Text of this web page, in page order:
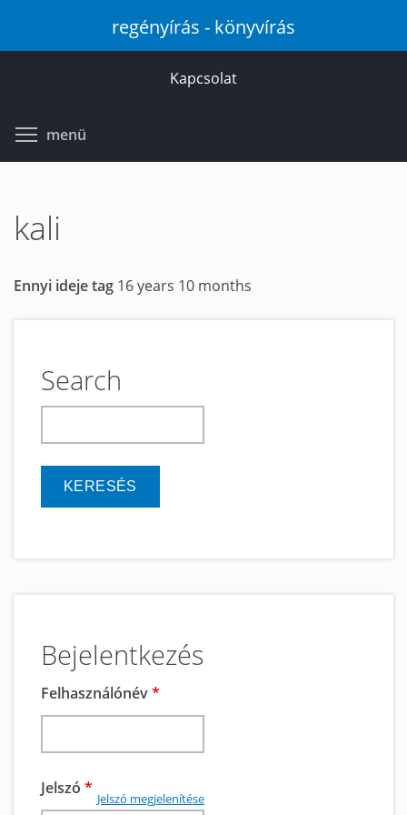
regényírás - könyvírás
Kapcsolat
menü
kali
Ennyi ideje tag 16 years 10 months
Search
Bejelentkezés
Felhasználónév*
Jelszó *
Jelszó megjelenítése